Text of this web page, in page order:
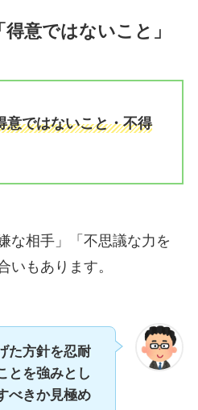
意ではないこと」
意ではないこと・不得
な相手」「不思議な力を
いもあります。
た方針を忍耐
とを強みとし
べきか見極め